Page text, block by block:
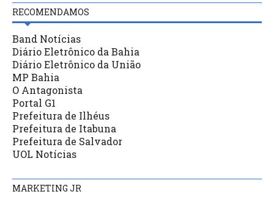
RECOMENDAMOS
Band Notícias
Diário Eletrônico da Bahia
Diário Eletrônico da União
MP Bahia
O Antagonista
Portal G1
Prefeitura de Ilhéus
Prefeitura de Itabuna
Prefeitura de Salvador
UOL Notícias
MARKETING JR